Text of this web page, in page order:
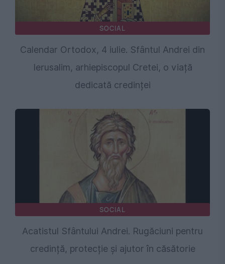
SOCIAL
Calendar Ortodox, 4 iulie. Sfântul Andrei din
Ierusalim, arhiepiscopul Cretei, o viață
dedicată credinței
SOCIAL
Acatistul Sfântului Andrei. Rugăciuni pentru
credință, protecție și ajutor în căsătorie